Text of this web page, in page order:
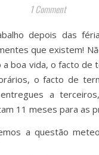
1 Comment
depois das
que existem!
a boa vida, o facto de
o facto de
a
11 meses para as
a questão